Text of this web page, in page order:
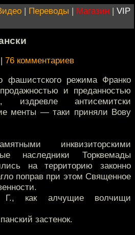
| Переводы | Магазин | VIP
| 76 комментариев
фашистского режима Франко
и преданностью
издревле антисемитски
менты — таки приняли Вову
инквизиторскими
наследники Торквемады
на территорию законно
поправ при этом Священное
как алчущие волчищи
застенок.